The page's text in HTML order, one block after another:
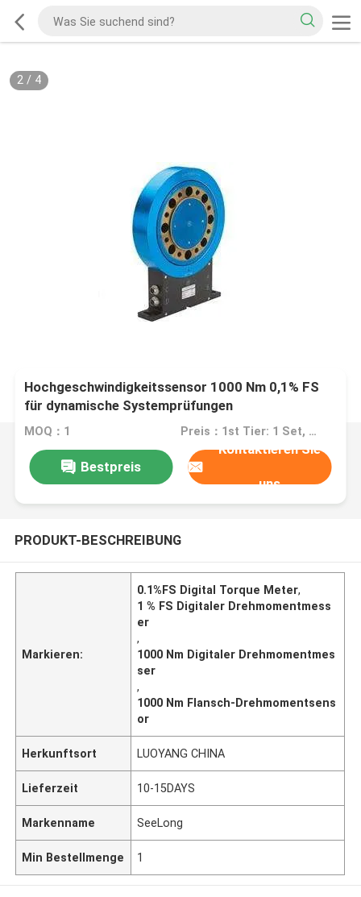
2/ 4
Hochgeschwindigkeitssensor 1000 Nm 0,1% FS
für dynamische Systemprüfungen
MOQ：1 Preis：1st Tier: 1 Set, Unit Price USD 3.00 2nd Tier: 2-5 Sets, Unit Price USD 2.00 3rd Tier: Over 5 Sets, Unit Price USD 1.00
Bestpreis
Kontaktieren Sie
uns
PRODUKT-BESCHREIBUNG
Markieren:
0.1%FS Digital Torque Meter,
1 % FS Digitaler Drehmomentmess
er
,
1000 Nm Digitaler Drehmomentmes
ser
,
1000 Nm Flansch-Drehmomentsens
or
Herkunftsort LUOYANG CHINA
Lieferzeit 10-15DAYS
Markenname SeeLong
Min Bestellmenge 1